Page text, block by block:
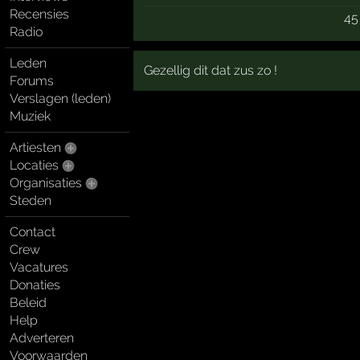
Recensies
Radio
Leden
Forums
Verslagen (leden)
Muziek
Artiesten
Locaties
Organisaties
Steden
Contact
Crew
Vacatures
Donaties
Beleid
Help
Adverteren
Voorwaarden
45
Gezellig dit dat zus zo !